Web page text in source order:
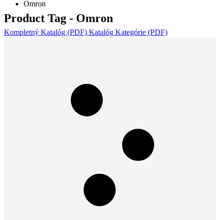
Omron
Product Tag - Omron
Kompletný Katalóg (PDF) Katalóg Kategórie (PDF)